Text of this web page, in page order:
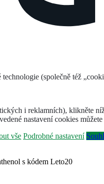
(společně též
i reklamních), klikněte
nastavení cookies
vše Podrobné nastavení
s kódem Leto20